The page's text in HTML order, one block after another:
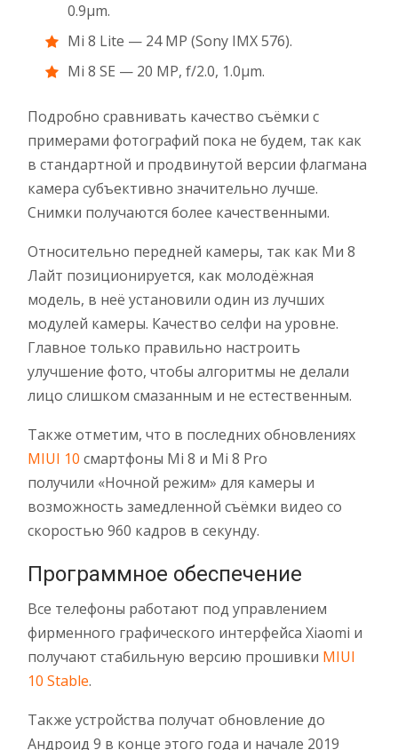
0.9µm.
Mi 8 Lite — 24 MP (Sony IMX 576).
Mi 8 SE — 20 MP, f/2.0, 1.0µm.
Подробно сравнивать качество съёмки с
примерами фотографий пока не будем, так как
в стандартной и продвинутой версии флагмана
камера субъективно значительно лучше.
Снимки получаются более качественными.
Относительно передней камеры, так как Ми 8
Лайт позиционируется, как молодёжная
модель, в неё установили один из лучших
модулей камеры. Качество селфи на уровне.
Главное только правильно настроить
улучшение фото, чтобы алгоритмы не делали
лицо слишком смазанным и не естественным.
Также отметим, что в последних обновлениях
MIUI 10 смартфоны Mi 8 и Mi 8 Pro
получили «Ночной режим» для камеры и
возможность замедленной съёмки видео со
скоростью 960 кадров в секунду.
Программное обеспечение
Все телефоны работают под управлением
фирменного графического интерфейса Xiaomi и
получают стабильную версию прошивки MIUI
10 Stable.
Также устройства получат обновление до
Андроид 9 в конце этого года и начале 2019